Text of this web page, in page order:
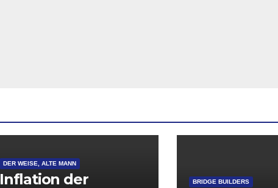
DER WEISE, ALTE MANN
Inflation der
BRIDGE BUILDERS